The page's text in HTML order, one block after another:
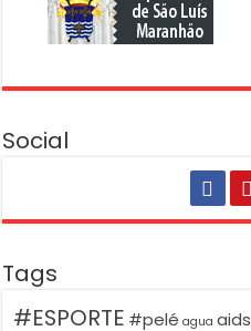
Social
Tags
#ESPORTE #pelé agua aids